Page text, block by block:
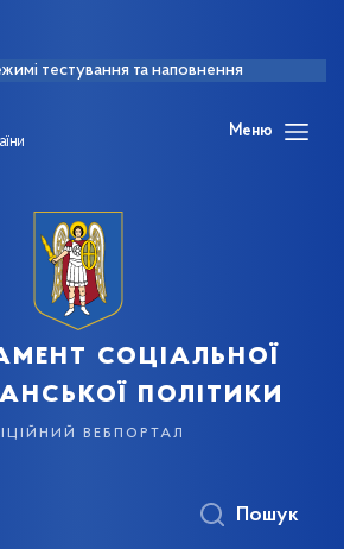
тестування та наповнення
Меню
соціальної
політики
вебпортал
Пошук